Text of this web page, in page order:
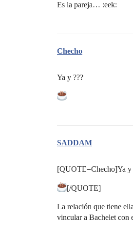
Es la pareja… :eek:
Checho
Ya y ???
SADDAM
[QUOTE=Checho]Ya y
[/QUOTE]
La relación que tiene
vincular a Bachelet con